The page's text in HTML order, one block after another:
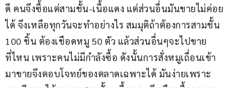
ดี คนจึงซื้อแต่สามชั้น-เนื้อแดง แต่ส่วนอื่นมันขายไม่ค่อย
ได้ จึงเหลือทุกวันจะทำอย่างไร สมมุติถ้าต้องการสามชั้น
100 ชิ้น ต้องเชือดหมู 50 ตัว แล้วส่วนอื่นๆจะไปขาย
ที่ไหน เพราะคนไม่มีกำลังซื้อ ดังนั้นการสั่งหมูเถื่อนเข้า
มาขายจึงตอบโจทย์ของตลาดเฉพาะได้ มันง่ายเพราะ